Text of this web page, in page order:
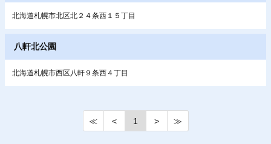
北海道札幌市北区北２４条西１５丁目
八軒北公園
北海道札幌市西区八軒９条西４丁目
≪ < 1 > ≫